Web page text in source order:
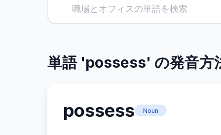
単語 'possess' の発音方
possess Noun